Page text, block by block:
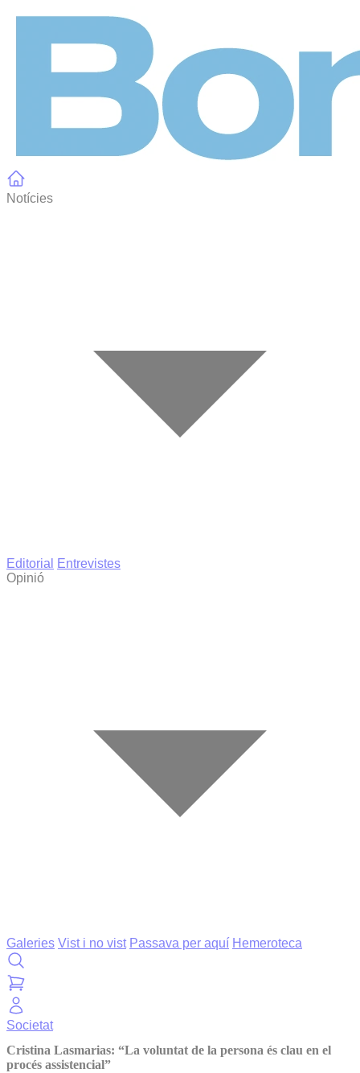
Notícies
Editorial
Entrevistes
Opinió
Galeries Vist i no vist Passava per aquí Hemeroteca
Societat
Cristina Lasmarias: “La voluntat de la persona és clau en el
procés assistencial”